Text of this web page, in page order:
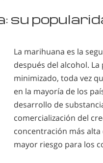
su
La marihuana es la
después del alcohol.
minimizado, toda vez
en la mayoría de los
desarrollo de
comercialización del
concentración más
mayor riesgo para los